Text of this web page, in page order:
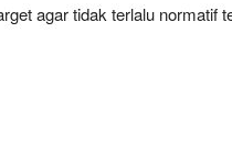
agar tidak terlalu normatif